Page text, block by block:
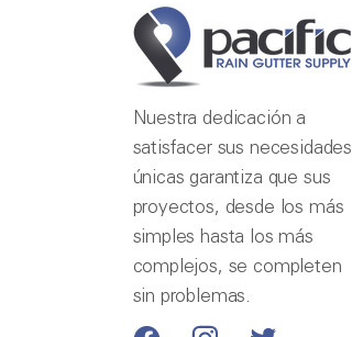
Nuestra dedicación a
satisfacer sus necesidades
únicas garantiza que sus
proyectos, desde los más
simples hasta los más
complejos, se completen
sin problemas.